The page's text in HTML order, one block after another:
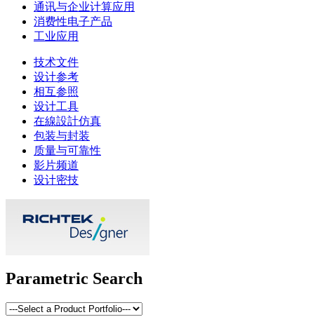
通讯与企业计算应用
消费性电子产品
工业应用
技术文件
设计参考
相互参照
设计工具
在線設計仿真
包装与封装
质量与可靠性
影片频道
设计密技
Parametric Search